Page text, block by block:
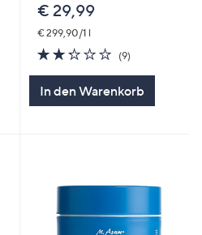
€ 29,99
€ 299,90/1 l
2.2
von
(9)9
In den Warenkorb